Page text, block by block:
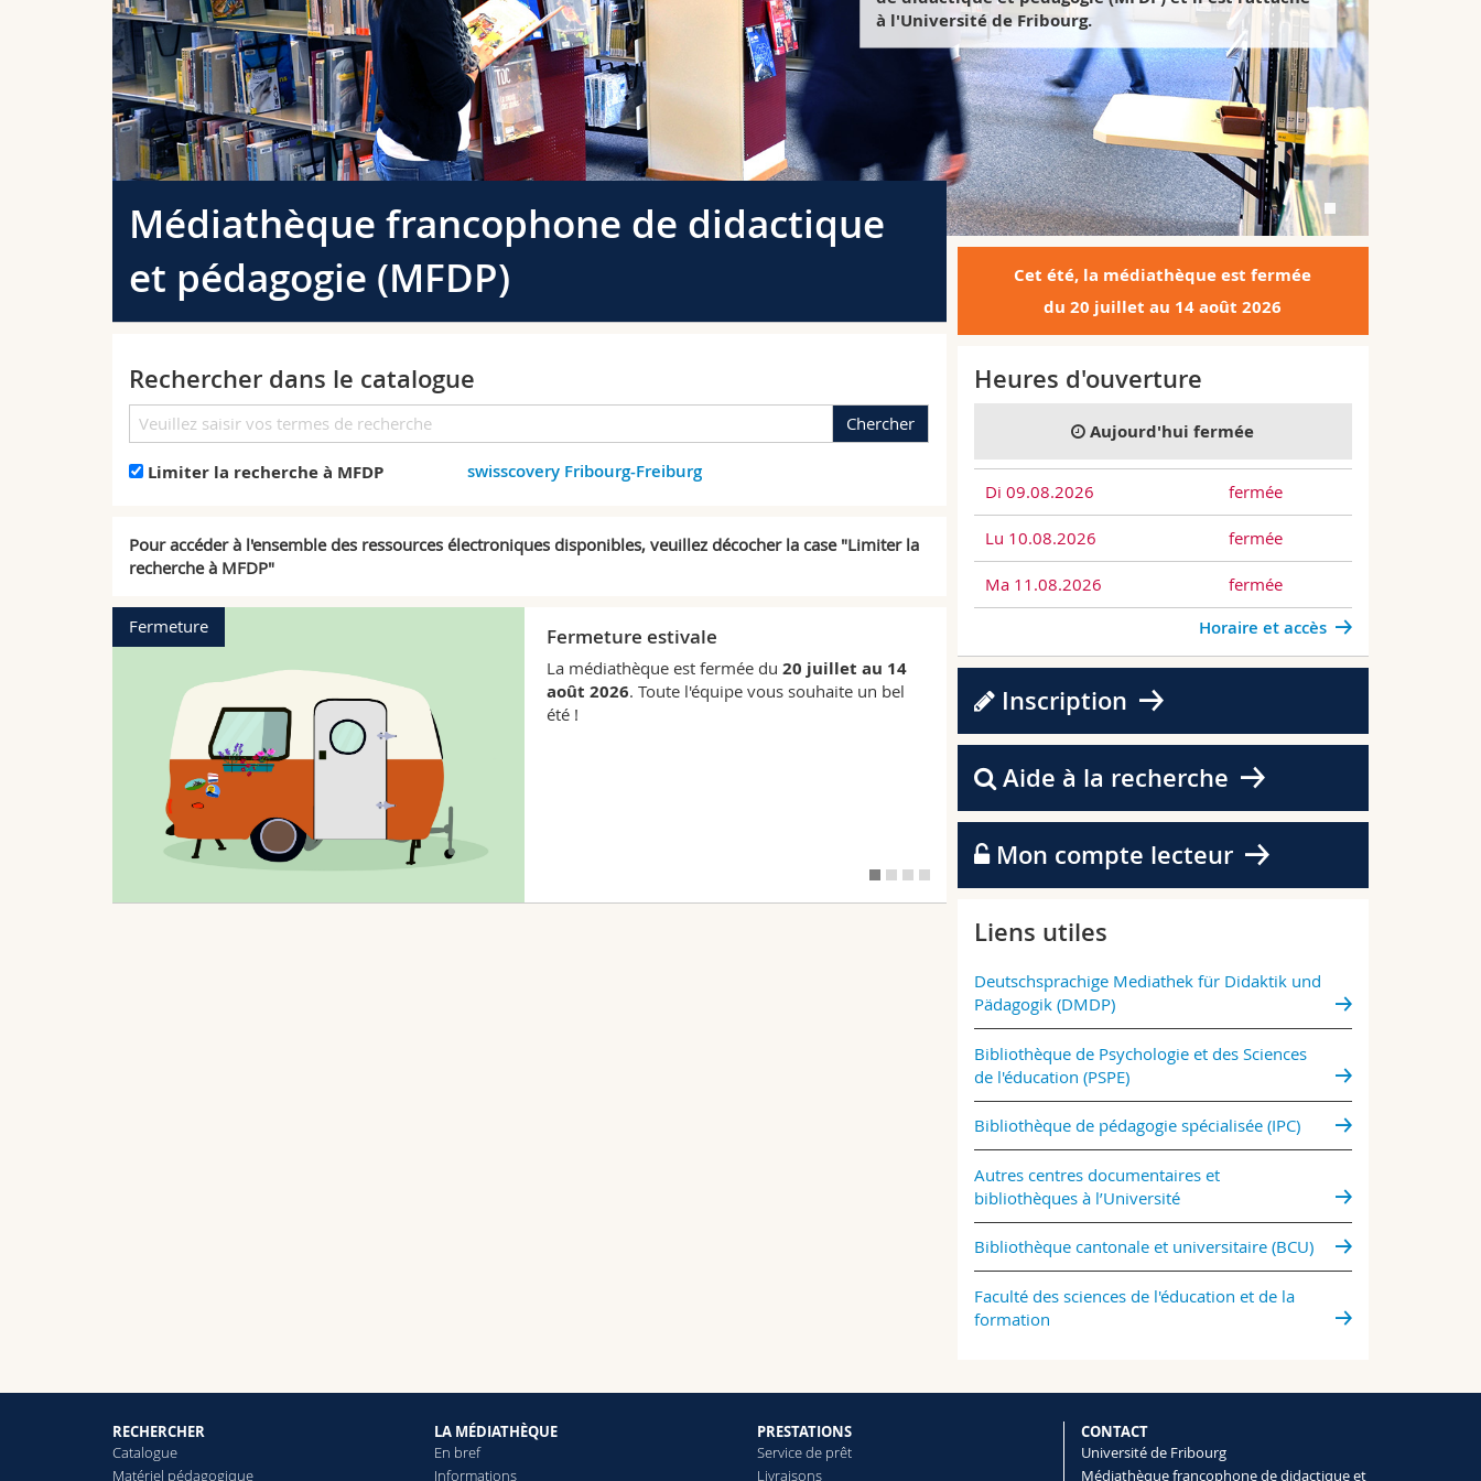
à l'Université de Fribourg.
Médiathèque francophone de didactique
et pédagogie (MFDP)
Rechercher dans le catalogue
Chercher
Limiter la recherche à MFDP swisscovery Fribourg-Freiburg
Pour accéder à l'ensemble des ressources électroniques disponibles, veuillez décocher la case "Limiter la
recherche à MFDP"
Nouveautés Nouveautés
Découvrez unevidéode nos dernières
nouveautés ou l'ensemble de nos récents achats
en vous rendant sur la page ci-dessous.
Cet été, la médiathèque est fermée
du 20 juillet au 14 août 2026
Heures d'ouverture
Aujourd'hui fermée
Di 09.08.2026 fermée
Lu 10.08.2026 fermée
Ma 11.08.2026 fermée
Horaire et accès
Inscription
Aide à la recherche
Mon compte lecteur
Liens utiles
Deutschsprachige Mediathek für Didaktik und
Pädagogik (DMDP)
Bibliothèque de Psychologie et des Sciences
de l'éducation (PSPE)
Bibliothèque de pédagogie spécialisée (IPC)
Autres centres documentaires et
bibliothèques à l’Université
Bibliothèque cantonale et universitaire (BCU)
Faculté des sciences de l'éducation et de la
formation
RECHERCHER
Catalogue
Matériel pédagogique
LA MÉDIATHÈQUE
En bref
Informations
PRESTATIONS
Service de prêt
Livraisons
CONTACT
Université de Fribourg
Médiathèque francophone de didactique et